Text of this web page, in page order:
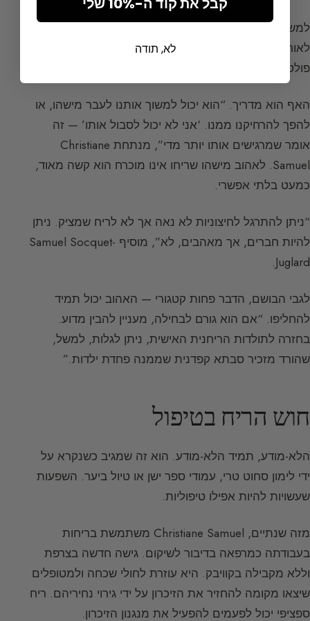
למשל, היפנים קוראים לאנשים מערביים “מסריחי חמאה”,
לאור כמות מוצרי החלב שהם צורכים. נראה שאנחנו
פולטים עבורם ריח של חלב מקומח.
האף הוא מדריך. “הוא יכול למשוך אותנו לעבר מישהו, או
להפך להרחיקנו ממנו. ‘אני לא יכול לסבול אותו’ — זה
אומר שמרגישים אותו יותר מדי”, מנתחת Christiane
Samuel. לאהוב מישהו שריחו אינו מוכרח הוא קשה מאוד,
כמעט בלתי אפשרי.
“ניתן להתרגל לחיצוניות לא נאה אך לא לריח שמציק. ניתן
להיות חברים, אך מאהבים, לא”, מוסיף Samuel Socquet-
Juglard.
לגבי הבושם, הדבר פחות קטגורי — האהוב יכול תמיד
להחליפו. “אם הוא גורם לבחילה, מעניין להבין מדוע.
בחזרה לתולדות הריחנית האישית, ניתן לגלות, למשל,
שהורד מזכיר סבתא קפדנית שממנה פחדת ילדות.”
חוש הריח בטיפול
הלא-מודע, תמיד הלא-מודע. הוא זה שמגיב כשנקרא על
ידי לימון סחוט טרי, עמודי ספר ישן או טיול ביער. השפעות
שעשויות להיות אפילו טיפוליות.
מזה שנתיים, Christiane Samuel משתמשת בריחות
בעבודתה כמרפאה בדיבור לשיקום. גישה חדשה בצרפת
וללא מקבילה בקוויבק. היא עוזרת לחולי שכחה ולמטופלים
שיצאו מקומה להחזיר את הזיכרון על ידי גירוי נחיריהם. ריח
ספציפי יכול לפעמים להפעיל את מנגנון הזיכרון.
לא, תודה